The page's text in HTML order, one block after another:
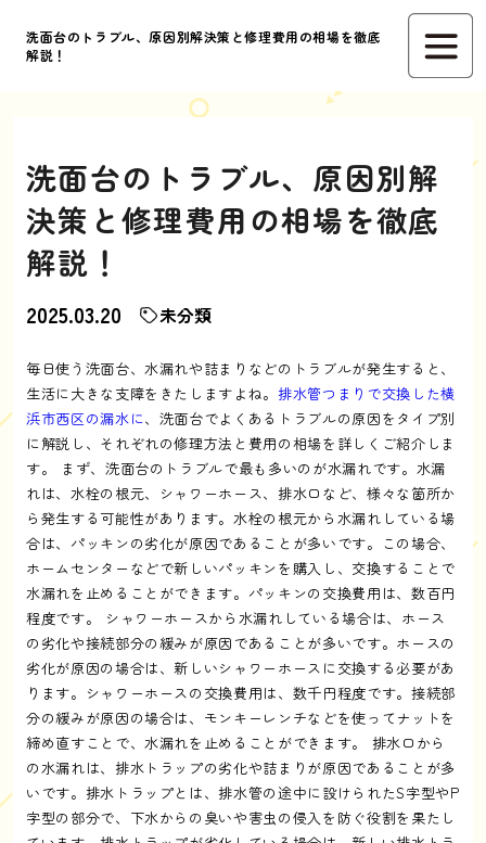
洗面台のトラブル、原因別解決策と修理費用の相場を徹底
解説！
洗面台のトラブル、原因別解
決策と修理費用の相場を徹底
解説！
2025.03.20 未分類
毎日使う洗面台、水漏れや詰まりなどのトラブルが発生すると、
生活に大きな支障をきたしますよね。 排水管つまりで交換した横
浜市西区の漏水に、洗面台でよくあるトラブルの原因をタイプ別
に解説し、それぞれの修理方法と費用の相場を詳しくご紹介しま
す。 まず、洗面台のトラブルで最も多いのが水漏れです。水漏
れは、水栓の根元、シャワーホース、排水口など、様々な箇所か
ら発生する可能性があります。水栓の根元から水漏れしている場
合は、パッキンの劣化が原因であることが多いです。この場合、
ホームセンターなどで新しいパッキンを購入し、交換することで
水漏れを止めることができます。パッキンの交換費用は、数百円
程度です。 シャワーホースから水漏れしている場合は、ホース
の劣化や接続部分の緩みが原因であることが多いです。ホースの
劣化が原因の場合は、新しいシャワーホースに交換する必要があ
ります。シャワーホースの交換費用は、数千円程度です。接続部
分の緩みが原因の場合は、モンキーレンチなどを使ってナットを
締め直すことで、水漏れを止めることができます。 排水口から
の水漏れは、排水トラップの劣化や詰まりが原因であることが多
いです。排水トラップとは、排水管の途中に設けられたS字型やP
字型の部分で、下水からの臭いや害虫の侵入を防ぐ役割を果たし